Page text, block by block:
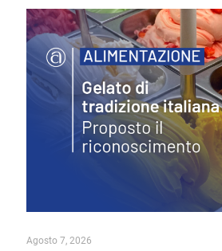
Agosto 7, 2026